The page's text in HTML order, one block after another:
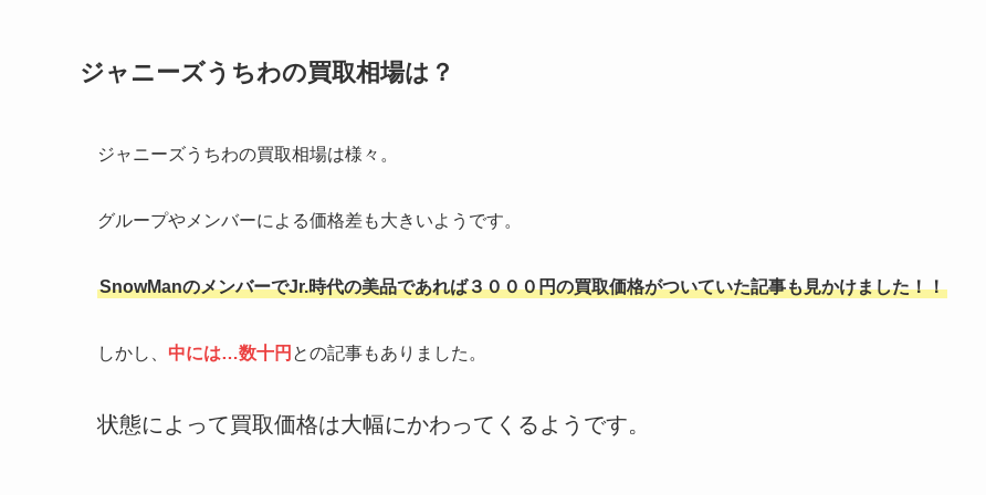
ジャニーズうちわの買取相場は？
ジャニーズうちわの買取相場は様々。
グループやメンバーによる価格差も大きいようです。
SnowManのメンバーでJr.時代の美品であれば３０００円の買取価格がついていた記事も見かけました！！
しかし、 中には…数十円 との記事もありました。
状態によって買取価格は大幅にかわってくるようです。